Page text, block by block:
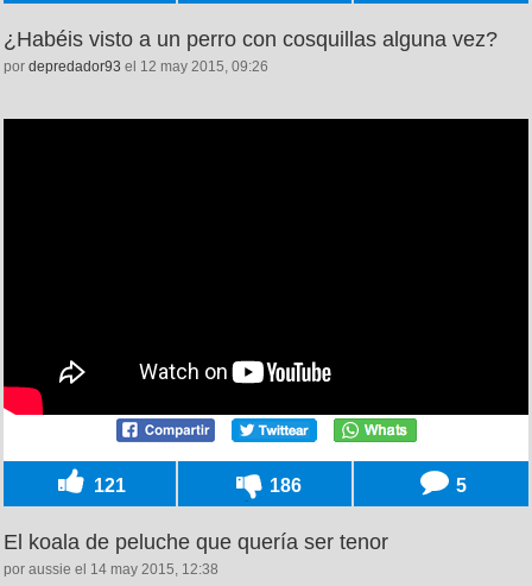
¿Habéis visto a un perro con cosquillas alguna vez?
por depredador93 el 12 may 2015, 09:26
121 186 5
El koala de peluche que quería ser tenor
por aussie el 14 may 2015, 12:38